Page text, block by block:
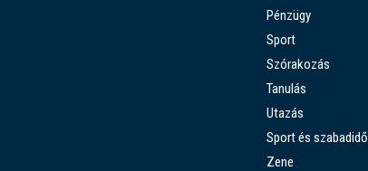
Pénzügy
Sport
Szórakozás
Tanulás
Utazás
Sport és szabadidő
Zene